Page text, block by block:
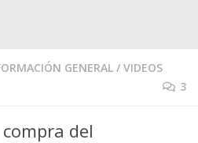
GENERAL / VIDEOS
3
del